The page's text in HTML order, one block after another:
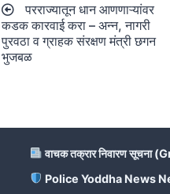
navigation
परराज्यातून धान आणणाऱ्यांवर
कडक कारवाई करा – अन्न, नागरी
पुरवठा व ग्राहक संरक्षण मंत्री छगन
भुजबळ
वाचक तक्रार निवारण
Police Yoddha News